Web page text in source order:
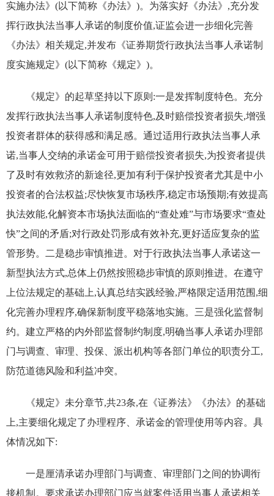
实施办法》(以下简称《办法》)。为落实好《办法》,充分发
挥行政执法当事人承诺的制度价值,证监会进一步细化完善
《办法》相关规定,并发布《证券期货行政执法当事人承诺制
度实施规定》(以下简称《规定》)。
《规定》的起草坚持以下原则:一是发挥制度特色。充分
发挥行政执法当事人承诺制度特色,及时赔偿投资者损失,增强
投资者群体的获得感和满足感。通过适用行政执法当事人承
诺,当事人交纳的承诺金可用于赔偿投资者损失,为投资者提供
了及时有效救济的新途径,更加有利于保护投资者尤其是中小
投资者的合法权益;尽快恢复市场秩序,稳定市场预期;有效提高
执法效能,化解资本市场执法面临的“查处难”与市场要求“查处
快”之间的矛盾;对行政处罚形成有效补充,更好适应复杂的监
管形势。二是稳步审慎推进。对于行政执法当事人承诺这一
新型执法方式,总体上仍然按照稳步审慎的原则推进。在遵守
上位法规定的基础上,认真总结实践经验,严格限定适用范围,细
化完善办理程序,确保新制度平稳落地实施。三是强化监督制
约。建立严格的内外部监督制约制度,明确当事人承诺办理部
门与调查、审理、投保、派出机构等各部门单位的职责分工,
防范道德风险和利益冲突。
《规定》未分章节,共23条,在《证券法》《办法》的基础
上,主要细化规定了办理程序、承诺金的管理使用等内容。具
体情况如下:
一是厘清承诺办理部门与调查、审理部门之间的协调衔
接机制。要求承诺办理部门应当就案件适用当事人承诺相关